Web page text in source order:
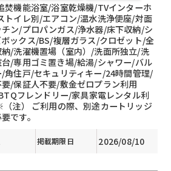
焚機能浴室/浴室乾燥機/TVインターホ
トイレ別/エアコン/温水洗浄便座/対面
ン/プロパンガス/浄水器/床下収納/シ
ボックス/BS/複層ガラス/クロゼット/全
/洗濯機置場（室内）/洗面所独立/洗
台/専用ゴミ置き場/給湯/シャワー/バル
/角住戸/セキュリティキー/24時間管理/
/保証人不要/敷金ゼロプラン利用
フレンドリー/家具家電レンタル利
注） ご利用の際、別途カートリッジ
です。
掲載期限日 2026/08/10